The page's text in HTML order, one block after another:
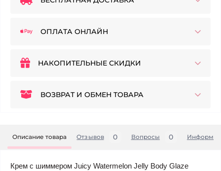
ОПЛАТА ОНЛАЙН
НАКОПИТЕЛЬНЫЕ СКИДКИ
ВОЗВРАТ И ОБМЕН ТОВАРА
Описание товара Отзывов 0 Вопросы 0
Крем с шиммером Juicy Watermelon Jelly Body Glaze